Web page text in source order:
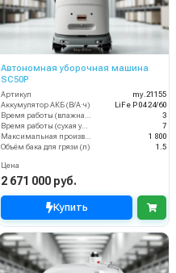
Автономная уборочная машина
SC50P
Артикул
my.21155
Аккумулятор АКБ (В/А·ч)
LiFe P04 24/60
3
Время работы (сухая уборка), (ч)
7
1 800
Объём бака для грязи (л)
1.5
Цена
2 671 000 руб.
Купить